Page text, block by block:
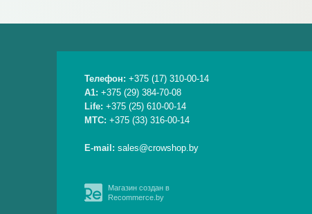
Телефон: +375 (17) 310-00-14
A1: +375 (29) 384-70-08
Life: +375 (25) 610-00-14
МТС: +375 (33) 316-00-14
E-mail: sales@crowshop.by
Магазин создан в
Recommerce.by